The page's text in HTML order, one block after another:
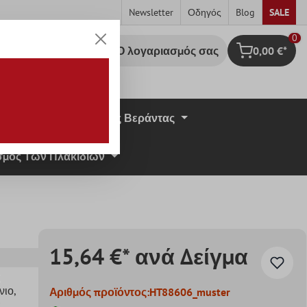
Newsletter Οδηγός Blog SALE
Ο λογαριασμός σας Καλάθι
0
0,00 €*
Πλάκες Βεράντας
Των Πλακιδίων
,
15,64 €* ανά Δείγμα
Αριθμός προϊόντος:HT88606_muster